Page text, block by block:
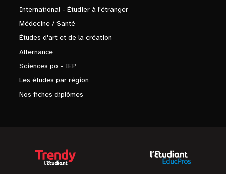
International - Étudier à l'étranger
Médecine / Santé
Études d'art et de la création
Alternance
Sciences po - IEP
Les études par région
Nos fiches diplômes